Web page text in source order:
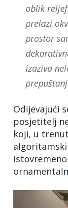
oblik
prelazi
prostor
izaziva
Odijevajući
posjetitelj
koji, u